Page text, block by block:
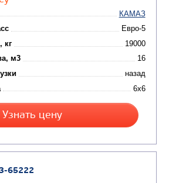
класс
кг
м3
Узнать цену